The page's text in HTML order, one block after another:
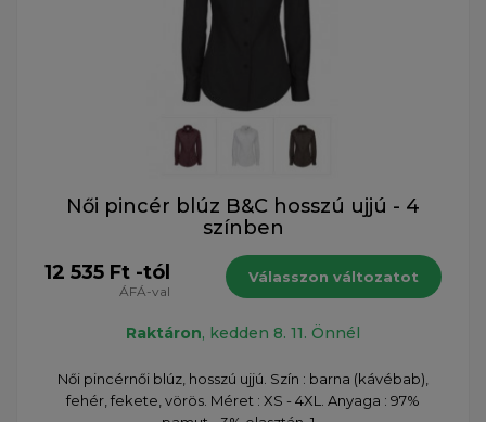
Női pincér blúz B&C hosszú ujjú - 4
színben
12 535 Ft -tól
ÁFÁ-val
Válasszon változatot
Raktáron, kedden 8. 11. Önnél
Női pincérnői blúz, hosszú ujjú. Szín : barna (kávébab),
fehér, fekete, vörös. Méret : XS - 4XL. Anyaga : 97%